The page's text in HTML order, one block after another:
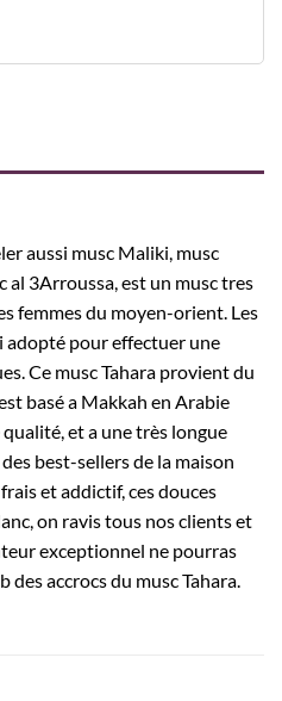
aussi musc Maliki, musc
al 3Arroussa, est un musc tres
femmes du moyen-orient. Les
adopté pour effectuer une
Ce musc Tahara provient du
basé a Makkah en Arabie
et a une très longue
best-sellers de la maison
et addictif, ces douces
on ravis tous nos clients et
exceptionnel ne pourras
accrocs du musc Tahara.